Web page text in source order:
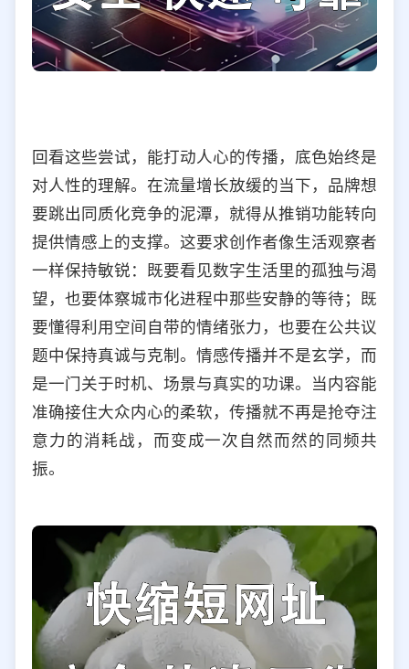
回看这些尝试，能打动人心的传播，底色始终是
对人性的理解。在流量增长放缓的当下，品牌想
要跳出同质化竞争的泥潭，就得从推销功能转向
提供情感上的支撑。这要求创作者像生活观察者
一样保持敏锐：既要看见数字生活里的孤独与渴
望，也要体察城市化进程中那些安静的等待；既
要懂得利用空间自带的情绪张力，也要在公共议
题中保持真诚与克制。情感传播并不是玄学，而
是一门关于时机、场景与真实的功课。当内容能
准确接住大众内心的柔软，传播就不再是抢夺注
意力的消耗战，而变成一次自然而然的同频共
振。